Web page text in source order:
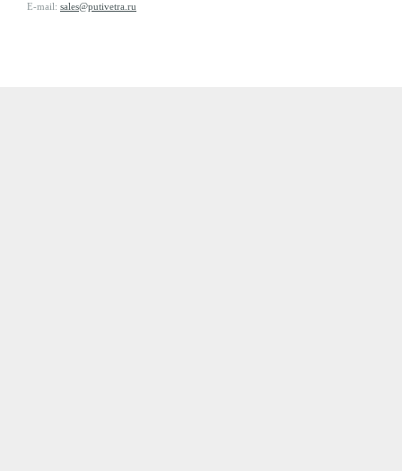
E-mail: sales@putivetra.ru